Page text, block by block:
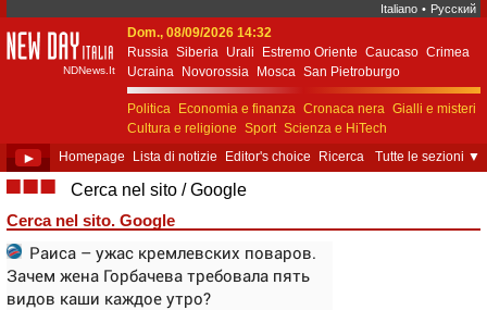
Italiano • Русский
New Day Italia
NDNews.It
Dom., 08/09/2026 14:32
Russia Siberia Urali Estremo Oriente Caucaso Crimea
Ucraina
Novorossia Mosca San Pietroburgo
Ekaterinburgo Kiev Simferopol
Sebastopoli
Politica
Economia e finanza Cronaca nera Gialli e misteri
Cultura e religione Sport Scienza e HiTech
Costume e società
Unione Europea
► Homepage Lista di notizie Editor's choice Ricerca Tutte le sezioni ▼
■■■ Cerca nel sito
Google
Cerca nel sito. Google
Раиса – ужас кремлевских поваров.
Зачем жена Горбачева требовала пять
видов каши каждое утро?